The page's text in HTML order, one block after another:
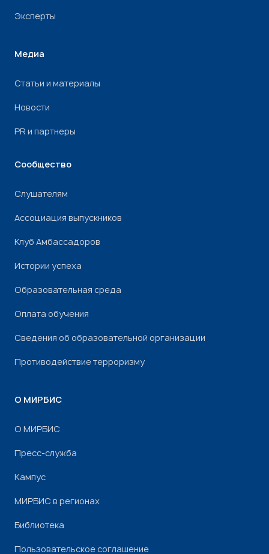
Эксперты
Медиа
Статьи и материалы
Новости
PR и партнеры
Сообщество
Слушателям
Ассоциация выпускников
Клуб Амбассадоров
Истории успеха
Образовательная среда
Оплата обучения
Сведения об образовательной организации
Противодействие терроризму
О МИРБИС
О МИРБИС
Пресс-служба
Кампус
МИРБИС в регионах
Библиотека
Пользовательское соглашение